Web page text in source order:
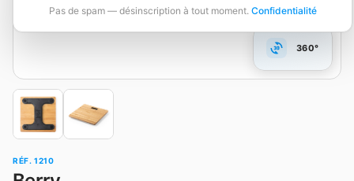
Pas de spam — désinscription à tout moment. Confidentialité
360°
RÉF. 1210